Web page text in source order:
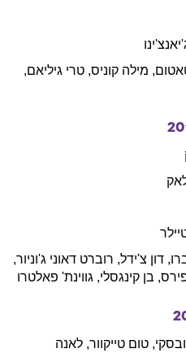
, מילה קוניס, טרי גיליאם,
, דון צ'ידל, רוברט דאוני ג'וניור,
, בן קינגסלי, גווינת' פאלטרו
, טום טייקוור, לאנה